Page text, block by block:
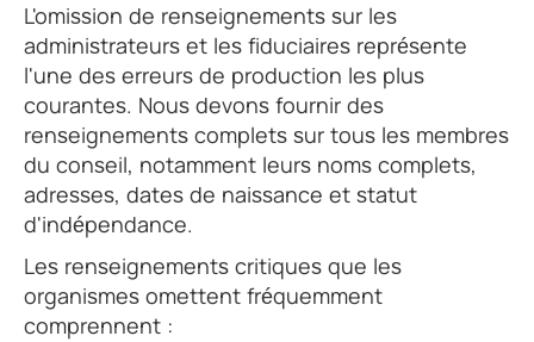
L'omission de renseignements sur les
administrateurs et les fiduciaires représente
l'une des erreurs de production les plus
courantes. Nous devons fournir des
renseignements complets sur tous les membres
du conseil, notamment leurs noms complets,
adresses, dates de naissance et statut
d'indépendance.
Les renseignements critiques que les
organismes omettent fréquemment
comprennent :